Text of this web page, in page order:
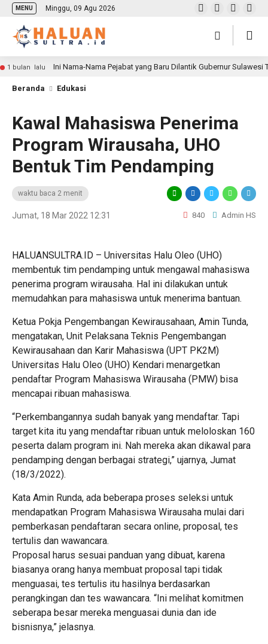
MENU Minggu, 09 Agu 2026
1 bulan lalu Ini Nama-Nama Pejabat yang Baru Dilantik Gubernur Sulawesi
Beranda Edukasi
Kawal Mahasiswa Penerima
Program Wirausaha, UHO
Bentuk Tim Pendamping
waktu baca 2 menit
Jumat, 18 Mar 2022 12:31 840 Admin HS
HALUANSULTRA.ID – Universitas Halu Oleo (UHO)
membentuk tim pendamping untuk mengawal mahasiswa
penerima program wirausaha. Hal ini dilakukan untuk
memudahkan para mahasiswa untuk menerima bantuan.
Ketua Pokja Pengembangan Kewirausahaan, Amin Tunda,
mengatakan, Unit Pelaksana Teknis Pengembangan
Kewirausahaan dan Karir Mahasiswa (UPT PK2M)
Universitas Halu Oleo (UHO) Kendari menargetkan
pendaftar Program Mahasiswa Wirausaha (PMW) bisa
mencapai ribuan mahasiswa.
“Perkembangannya sudah banyak yang mendaftar. Tapi
target kita itu yang mendaftar ribuan untuk meloloskan 160
peserta dalam program ini. Nah mereka akan dikawal para
pendamping dengan berbagai strategi,” ujarnya, Jumat
(18/3/2022).
Kata Amin Runda, ada beberapa proses seleksi untuk
mendapatkan Program Mahasiswa Wirausaha mulai dari
pemberkasan pendaftaran secara online, proposal, tes
tertulis dan wawancara.
Proposal harus sesuai panduan yang dibuat, karena
biasanya orang hanya membuat proposal tapi tidak
menguasai, tes tertulis itu hasilnya berdasarkan
perangkingan dan tes wawancara. “Ini melihat komitmen
seberapa besar mereka menguasai dunia dan ide
bisnisnya,” jelasnya.